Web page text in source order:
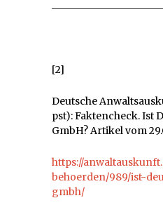
[2]
Deutsche
pst): Faktencheck. Ist
GmbH? Artikel vom
https://
behoerden/989/ist-
gmbh/